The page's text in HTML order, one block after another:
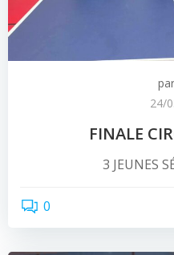
par
24/
FINALE
3 JEUNES
0